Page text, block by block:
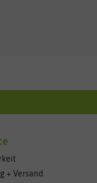
+ Versand